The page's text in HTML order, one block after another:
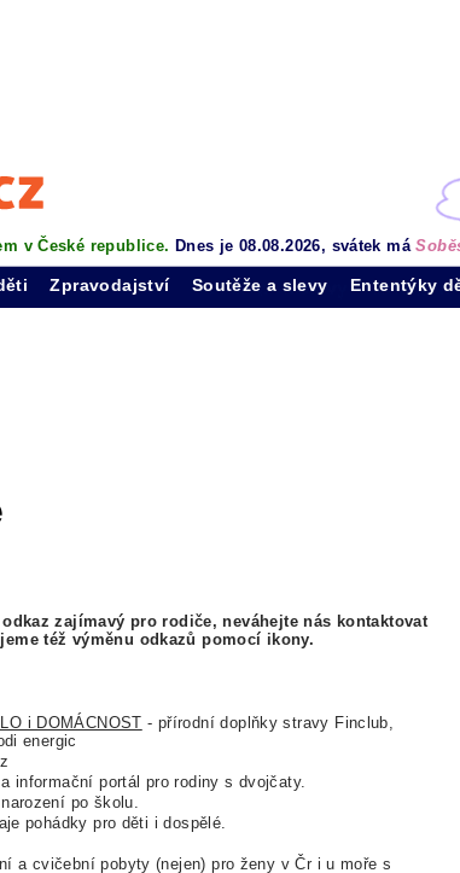
v České republice. Dnes je 08.08.2026, svátek má
Zpravodajství Soutěže a slevy Ententýky
zajímavý pro rodiče, neváhejte nás kontaktovat
též výměnu odkazů pomocí ikony.
i DOMÁCNOST - přírodní doplňky stravy Finclub,
energic
informační portál pro rodiny s dvojčaty.
po školu.
pohádky pro děti i dospělé.
a cvičební pobyty (nejen) pro ženy v Čr i u moře s